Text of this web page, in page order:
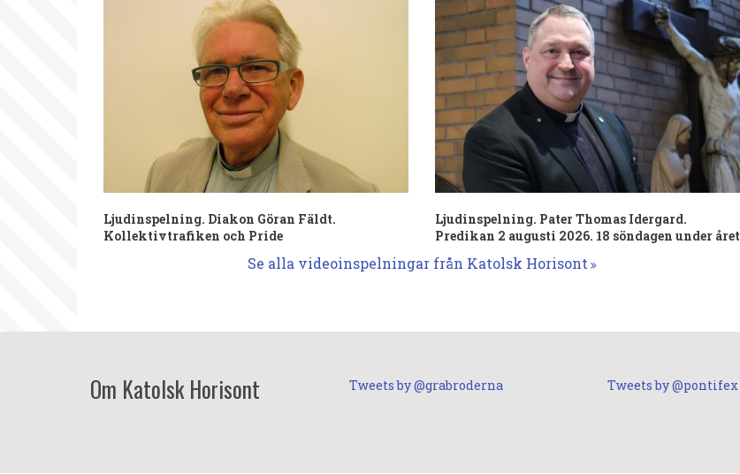
Ljudinspelning. Diakon Göran Fäldt.
Kollektivtrafiken och Pride
Ljudinspelning. Pater Thomas Idergard.
Predikan 2 augusti 2026. 18 söndagen under året
Se alla videoinspelningar från Katolsk Horisont
Om Katolsk Horisont Tweets by @grabroderna Tweets by @pontifex